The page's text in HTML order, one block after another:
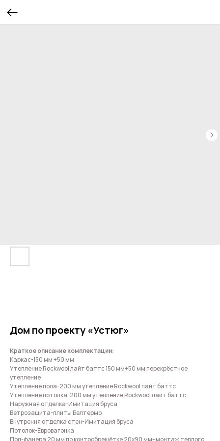
Дом по проекту «Устюг»
Краткое описание комплектации:
Каркас-150 мм +50 мм
Утепление Rockwool лайт баттс 150 мм+50 мм перекрёстное
утепление
Утепление пола-200 мм утепление Rockwool лайт баттс
Утепление потолка-200 мм утепление Rockwool лайт баттс
Наружная отделка-Имитация бруса
Ветрозащита-плиты Белтермо
Внутрення отделка стен-Имитация бруса
Потолок-Евровагонка
Пол-фанера 20 мм по контробрешётке 20х90 мм+монтаж теплого